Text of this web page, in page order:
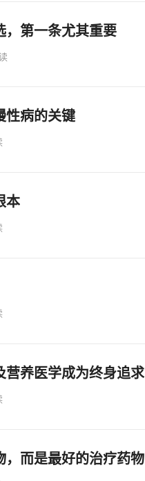
，第一条尤其重要
性病的关键
本
营养医学成为终身追求
，而是最好的治疗药物